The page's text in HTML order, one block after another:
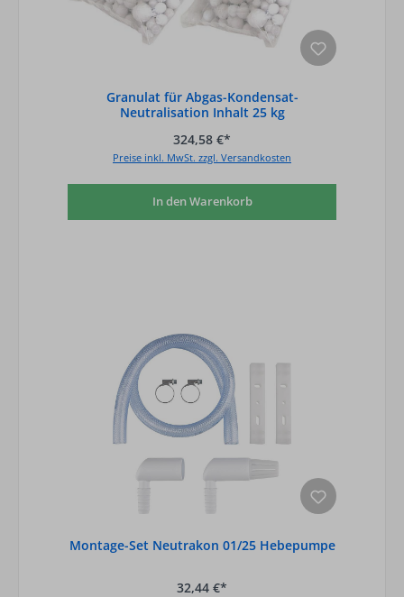
Granulat für Abgas-Kondensat-
Neutralisation Inhalt 25 kg
324,58 €*
Preise inkl. MwSt. zzgl. Versandkosten
In den Warenkorb
Montage-Set Neutrakon 01/25 Hebepumpe
32,44 €*